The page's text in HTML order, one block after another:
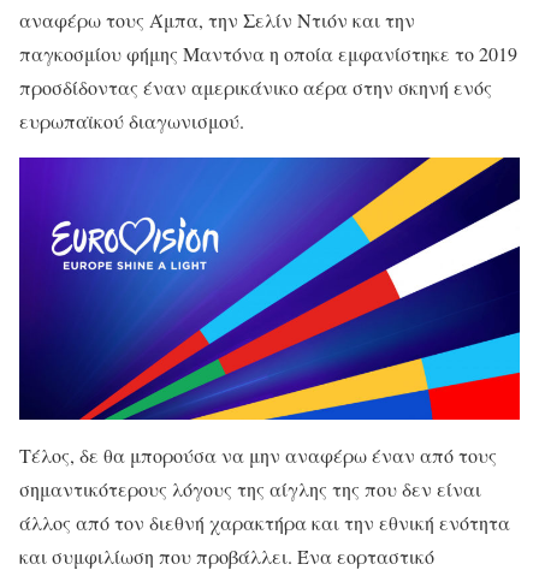
αναφέρω τους Άμπα, την Σελίν Ντιόν και την
παγκοσμίου φήμης Μαντόνα η οποία εμφανίστηκε το 2019
προσδίδοντας έναν αμερικάνικο αέρα στην σκηνή ενός
ευρωπαϊκού διαγωνισμού.
Τέλος, δε θα μπορούσα να μην αναφέρω έναν από τους
σημαντικότερους λόγους της αίγλης της που δεν είναι
άλλος από τον διεθνή χαρακτήρα και την εθνική ενότητα
και συμφιλίωση που προβάλλει. Ένα εορταστικό